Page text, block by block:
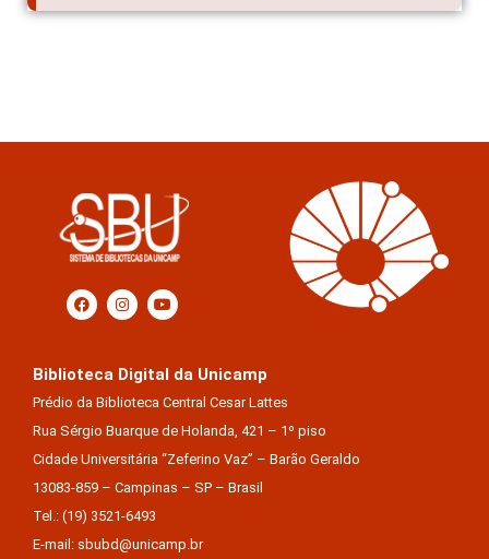
Biblioteca Digital da Unicamp
Prédio da Biblioteca Central Cesar Lattes
Rua Sérgio Buarque de Holanda, 421 – 1º piso
Cidade Universitária “Zeferino Vaz” – Barão Geraldo
13083-859 – Campinas – SP – Brasil
Tel.: (19) 3521-6493
E-mail: sbubd@unicamp.br